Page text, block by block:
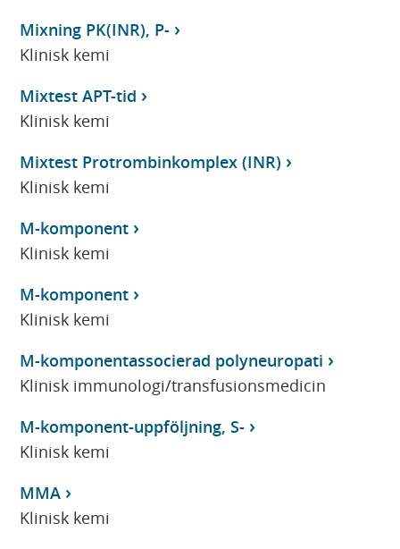
Mixning PK(INR), P-
Klinisk kemi
Mixtest APT-tid
Klinisk kemi
Mixtest Protrombinkomplex (INR)
Klinisk kemi
M-komponent
Klinisk kemi
M-komponent
Klinisk kemi
M-komponentassocierad polyneuropati
Klinisk immunologi/transfusionsmedicin
M-komponent-uppföljning, S-
Klinisk kemi
MMA
Klinisk kemi